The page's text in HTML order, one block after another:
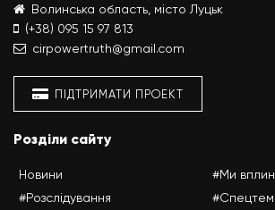
Волинська область, місто Луцьк
(+38) 095 15 97 813
cirpowertruth@gmail.com
ПІДТРИМАТИ ПРОЕКТ
Розділи сайту
Новини
#Розслідування
#Ми